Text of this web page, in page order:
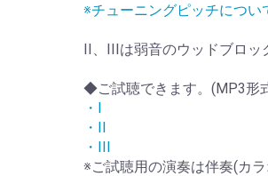
※チューニングピッチについ
II、IIIは弱音のウッドブロッ
◆ご試聴できます。(MP3形
・I
・II
・III
※ご試聴用の演奏は伴奏(カラ